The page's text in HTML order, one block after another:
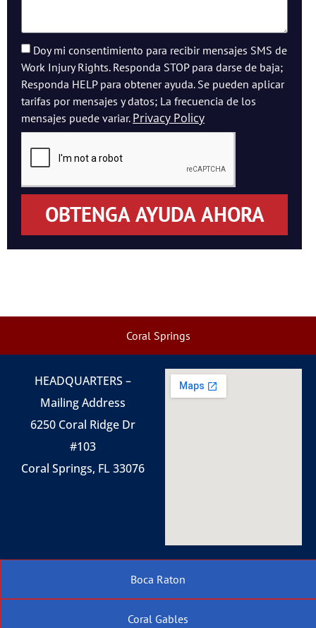
Doy mi consentimiento para recibir mensajes SMS de
Work Injury Rights. Responda STOP para darse de baja;
Responda HELP para obtener ayuda. Se pueden aplicar
tarifas por mensajes y datos; La frecuencia de los
mensajes puede variar. Privacy Policy
OBTENGA AYUDA AHORA
Coral Springs
Boca Raton
Coral Gables
HEADQUARTERS –
Mailing Address
6250 Coral Ridge Dr
#103
Coral Springs, FL 33076